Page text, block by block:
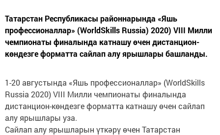
Татарстан Республикасы районнарында «Яшь
профессионаллар» (WorldSkills Russia) 2020) VIII Милли
чемпионаты финалында катнашу өчен дистанцион-
көндезге форматта сайлап алу ярышлары башланды.
1-20 августында «Яшь профессионаллар» (WorldSkills
Russia 2020) VIII Милли чемпионаты финалында
дистанцион-көндезге форматта катнашу өчен сайлап
алу ярышлары уза.
Сайлап алу ярышларын үткәрү өчен Татарстан